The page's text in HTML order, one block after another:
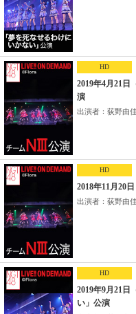
HD
2019年4月21
演
出演者：荻野由
HD
2018年11月20
出演者：荻野由
HD
2019年9月21日
い」公演